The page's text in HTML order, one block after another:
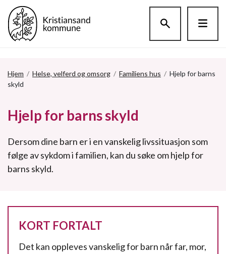
Hjem / Helse, velferd og omsorg / Familiens hus / Hjelp for barns
skyld
Hjelp for barns skyld
Dersom dine barn er i en vanskelig livssituasjon som
følge av sykdom i familien, kan du søke om hjelp for
barns skyld.
KORT FORTALT
Det kan oppleves vanskelig for barn når far, mor,